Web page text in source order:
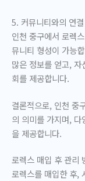
5. 커뮤니티와의 연결
인천 중구에서 로렉
뮤니티 형성이 가능
많은 정보를 얻고,
회를 제공합니다.
결론적으로, 인천 중
의 의미를 가지며,
을 제공합니다.
로렉스 매입 후 관리
로렉스를 매입한 후,